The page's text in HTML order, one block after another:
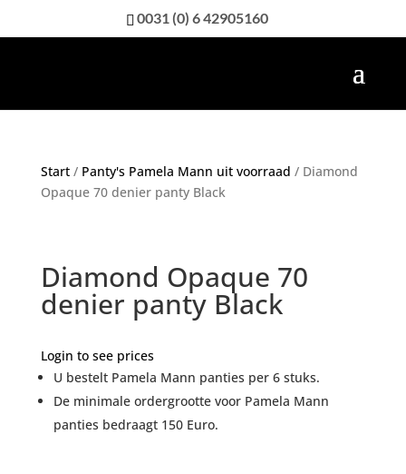
0031 (0) 6 42905160
Start/ Panty's Pamela Mann uit voorraad / Diamond
Opaque 70 denier panty Black
Diamond Opaque 70
denier panty Black
Login to see prices
U bestelt Pamela Mann panties per 6 stuks.
De minimale ordergrootte voor Pamela Mann
panties bedraagt 150 Euro.